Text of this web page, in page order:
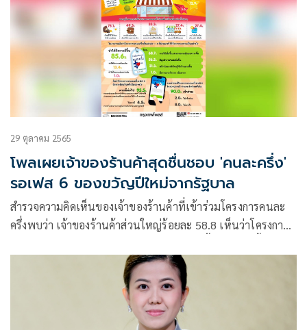
29 ตุลาคม 2565
โพลเผยเจ้าของร้านค้าสุดชื่นชอบ 'คนละครึ่ง'
รอเฟส 6 ของขวัญปีใหม่จากรัฐบาล
สำรวจความคิดเห็นของเจ้าของร้านค้าที่เข้าร่วมโครงการคนละ
ครึ่งพบว่า เจ้าของร้านค้าส่วนใหญ่ร้อยละ 58.8 เห็นว่าโครงการ